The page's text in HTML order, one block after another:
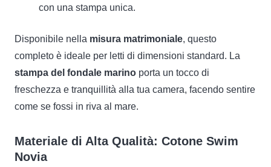
con una stampa unica.
Disponibile nella misura matrimoniale, questo
completo è ideale per letti di dimensioni standard. La
stampa del fondale marino porta un tocco di
freschezza e tranquillità alla tua camera, facendo sentire
come se fossi in riva al mare.
Materiale di Alta Qualità: Cotone Swim
Novia